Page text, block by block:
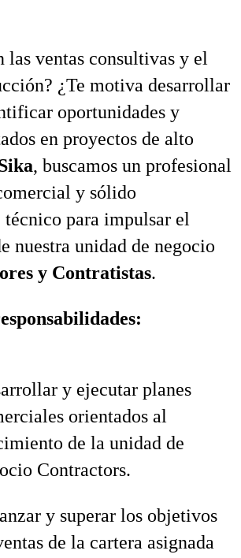
las ventas consultivas y el
¿Te motiva desarrollar
oportunidades y
en proyectos de alto
, buscamos un profesional
y sólido
para impulsar el
nuestra unidad de negocio
y Contratistas.
y ejecutar planes
orientados al
de la unidad de
Contractors.
y superar los objetivos
de la cartera asignada